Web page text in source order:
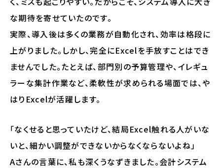
な期待を寄せていたのです。
実際、導入後は多くの業務が自動化され、効率は格段に
上がりました。しかし、完全にExcelを手放すことはでき
ませんでした。たとえば、部門別の予算管理や、イレギュ
ラーな集計作業など、柔軟性が求められる場面では、や
はりExcelが活躍します。
「なくせると思っていたけど、結局Excel触れる人がいな
いと、細かい調整ができないからなくならないよね」
Aさんの言葉に、私も深くうなずきました。会計システム